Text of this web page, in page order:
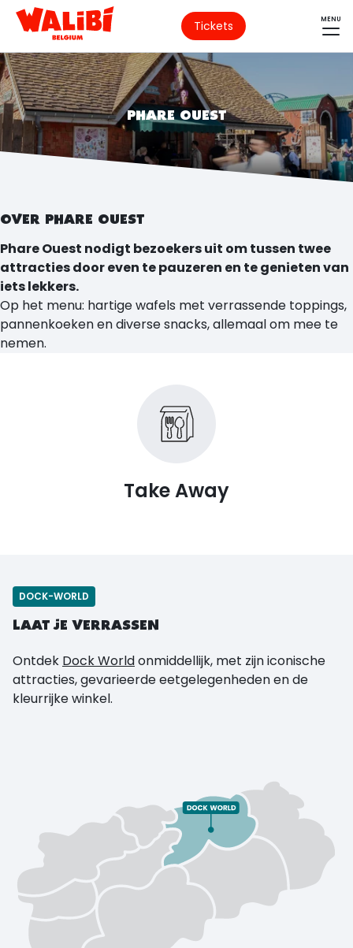
Tickets MENU
PHARE OUEST
OVER PHARE OUEST
Phare Ouest nodigt bezoekers uit om tussen twee
attracties door even te pauzeren en te genieten van
iets lekkers.
Op het menu: hartige wafels met verrassende toppings,
pannenkoeken en diverse snacks, allemaal om mee te
nemen.
Take Away
DOCK-WORLD
LAAT JE VERRASSEN
Ontdek Dock Worldonmiddellijk, met zijn iconische
attracties, gevarieerde eetgelegenheden en de
kleurrijke winkel.